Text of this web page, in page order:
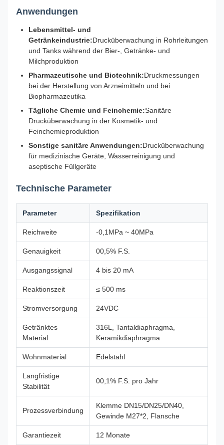
Anwendungen
Lebensmittel- und
Getränkeindustrie:Drucküberwachung in Rohrleitungen
und Tanks während der Bier-, Getränke- und
Milchproduktion
Pharmazeutische und Biotechnik:Druckmessungen
bei der Herstellung von Arzneimitteln und bei
Biopharmazeutika
Tägliche Chemie und Feinchemie:Sanitäre
Drucküberwachung in der Kosmetik- und
Feinchemieproduktion
Sonstige sanitäre Anwendungen:Drucküberwachung
für medizinische Geräte, Wasserreinigung und
aseptische Füllgeräte
Technische Parameter
Parameter Spezifikation
Reichweite -0,1MPa ~ 40MPa
Genauigkeit 00,5% F.S.
Ausgangssignal 4 bis 20 mA
Reaktionszeit ≤ 500 ms
Stromversorgung 24VDC
Getränktes
Material
316L, Tantaldiaphragma,
Keramikdiaphragma
Wohnmaterial Edelstahl
Langfristige
Stabilität
00,1% F.S. pro Jahr
Prozessverbindung
Klemme DN15/DN25/DN40,
Gewinde M27*2, Flansche
Garantiezeit 12 Monate